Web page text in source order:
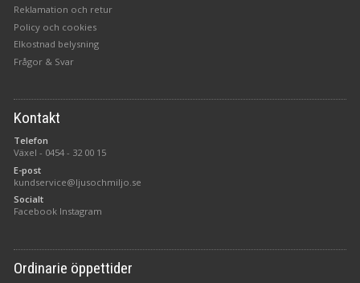
Reklamation och retur
Policy och cookies
Elkostnad belysning
Frågor & Svar
Kontakt
Telefon
Växel - 0454 - 32 00 15
E-post
kundservice@ljusochmiljo.se
Socialt
Facebook Instagram
Ordinarie öppettider